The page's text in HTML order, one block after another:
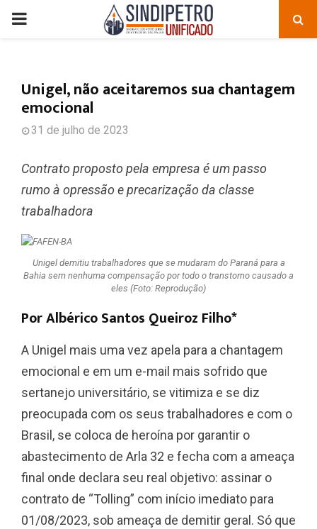
PRIMARY
Unigel, não aceitaremos sua chantagem
emocional
31 de julho de 2023
Contrato proposto pela empresa é um passo
rumo à opressão e precarização da classe
trabalhadora
Unigel demitiu trabalhadores que se mudaram do Paraná para a
Bahia sem nenhuma compensação por todo o transtorno causado a
eles (Foto: Reprodução)
Por Albérico Santos Queiroz Filho*
A Unigel mais uma vez apela para a chantagem
emocional e em um e-mail mais sofrido que
sertanejo universitário, se vitimiza e se diz
preocupada com os seus trabalhadores e com o
Brasil, se coloca de heroína por garantir o
abastecimento de Arla 32 e fecha com a ameaça
final onde declara seu real objetivo: assinar o
contrato de “Tolling” com início imediato para
01/08/2023, sob ameaça de demitir geral. Só que